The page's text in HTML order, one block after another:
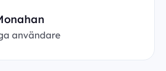
användare